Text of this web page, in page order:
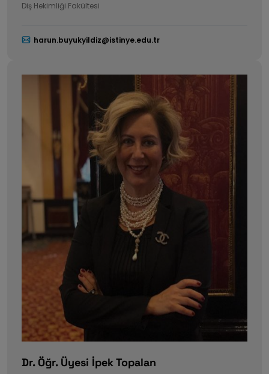
Diş Hekimliği Fakültesi
harun.buyukyildiz@istinye.edu.tr
Dr. Öğr. Üyesi İpek Topalan